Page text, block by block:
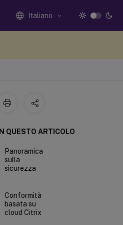
Italiano
IN QUESTO ARTICOLO
Panoramica
sulla
sicurezza
Conformità
basata su
cloud Citrix